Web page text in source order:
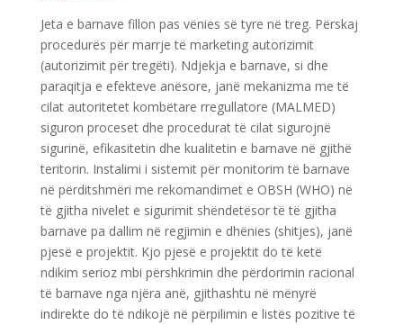
Jeta e barnave fillon pas vënies së tyre në treg. Përskaj
procedurës për marrje të marketing autorizimit
(autorizimit për tregëti). Ndjekja e barnave, si dhe
paraqitja e efekteve anësore, janë mekanizma me të
cilat autoritetet kombëtare rregullatore (MALMED)
siguron proceset dhe procedurat të cilat sigurojnë
sigurinë, efikasitetin dhe kualitetin e barnave në gjithë
teritorin. Instalimi i sistemit për monitorim të barnave
në përditshmëri me rekomandimet e OBSH (WHO) në
të gjitha nivelet e sigurimit shëndetësor të të gjitha
barnave pa dallim në regjimin e dhënies (shitjes), janë
pjesë e projektit. Kjo pjesë e projektit do të ketë
ndikim serioz mbi përshkrimin dhe përdorimin racional
të barnave nga njëra anë, gjithashtu në mënyrë
indirekte do të ndikojë në përpilimin e listës pozitive të